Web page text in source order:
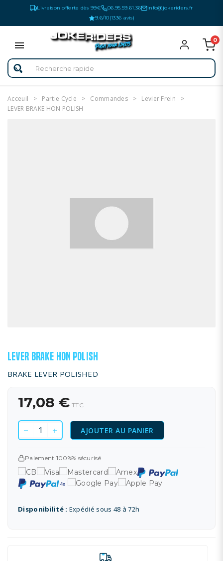
Livraison offerte dès 99€ 06.95.59.61.36
info@jokeriders.fr
9.6/10(1336 avis)
0
Acceuil Partie Cycle Commandes
Levier Frein
LEVER BRAKE HON POLISH
LEVER BRAKE HON POLISH
BRAKE LEVER POLISHED
17,08 € TTC
AJOUTER AU PANIER
Paiement 100%% sécurisé
Disponibilité : Expédié sous 48 à 72h